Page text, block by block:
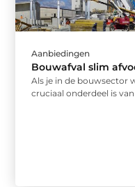
Aanbiedingen
Bouwafval slim
Als je in de bouwsector
cruciaal onderdeel is van